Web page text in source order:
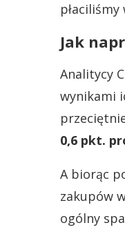
płaciliśmy
Jak
Analitycy
wynikami
0,6 pkt.
A biorąc
zakupów
ogólny